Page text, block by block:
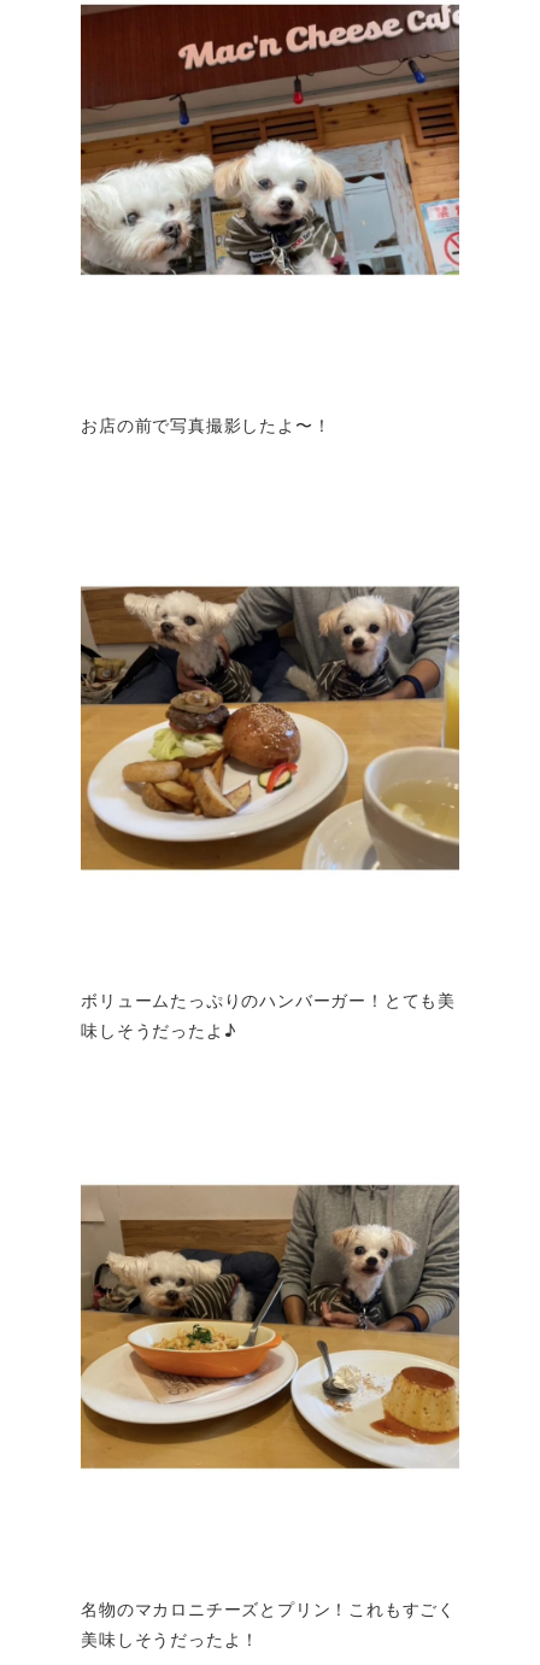
お店の前で写真撮影したよ〜！
ボリュームたっぷりのハンバーガー！とても美
味しそうだったよ♪
名物のマカロニチーズとプリン！これもすごく
美味しそうだったよ！